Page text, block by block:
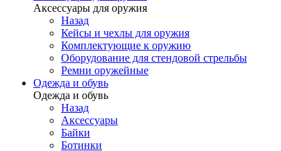
Аксессуары для оружия
Назад
Кейсы и чехлы для оружия
Комплектующие к оружию
Оборудование для стендовой стрельбы
Ремни оружейные
Одежда и обувь
Одежда и обувь
Назад
Аксессуары
Байки
Ботинки